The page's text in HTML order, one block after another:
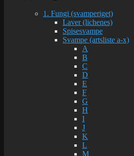
1. Fungi (svamperiget)
Laver (lichenes)
Spisesvampe
Svampe (artsliste a-x)
A
B
C
D
E
F
G
H
I
J
K
L
M